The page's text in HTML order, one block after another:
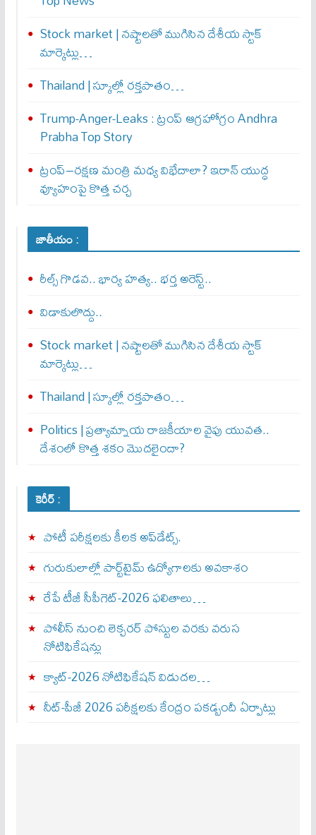
Stock market | నష్టాలతో ముగిసిన దేశీయ స్టాక్
మార్కెట్లు…
Thailand | స్కూల్లో రక్తపాతం…
Trump-Anger-Leaks : ట్రంప్ ఆగ్ర‌హోగ్రం Andhra
Prabha Top Story
ట్రంప్–రక్షణ మంత్రి మధ్య విభేదాలా? ఇరాన్ యుద్ధ
వ్యూహంపై కొత్త చర్చ
జాతీయం :
రీల్స్ గొడవ.. భార్య హత్య.. భర్త అరెస్ట్..
విడాకులొద్దు..
Stock market | నష్టాలతో ముగిసిన దేశీయ స్టాక్
మార్కెట్లు…
Thailand | స్కూల్లో రక్తపాతం…
Politics | ప్రత్యామ్నాయ రాజకీయాల వైపు యువత..
దేశంలో కొత్త శకం మొదలైందా?
కెరీర్ :
పోటీ పరీక్షలకు కీలక అప్‌డేట్స్.
గురుకులాల్లో పార్ట్‌టైమ్ ఉద్యోగాలకు అవకాశం
రేపే టీజీ సీపీగెట్‌-2026 ఫలితాలు…
పోలీస్ నుంచి లెక్చరర్ పోస్టుల వరకు వరుస
నోటిఫికేషన్లు
క్యాట్-2026 నోటిఫికేషన్ విడుదల…
నీట్-పీజీ 2026 పరీక్షలకు కేంద్రం పకడ్బందీ ఏర్పాట్లు